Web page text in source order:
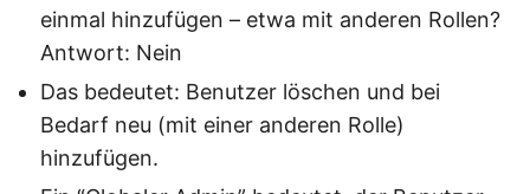
einmal hinzufügen – etwa mit anderen Rollen?
Antwort: Nein
Das bedeutet: Benutzer löschen und bei
Bedarf neu (mit einer anderen Rolle)
hinzufügen.